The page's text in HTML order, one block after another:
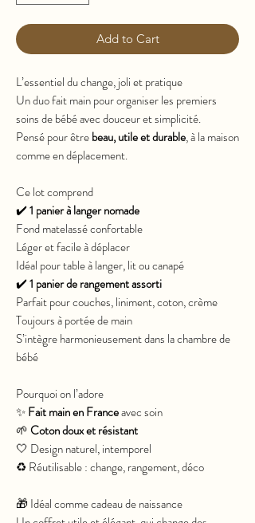
Add to Cart
L’essentiel du change, joli et pratique
Un duo fait main pour organiser les premiers
soins de bébé avec douceur et simplicité.
Pensé pour êtrebeau, utile et durable, à la maison
comme en déplacement.
Ce lot comprend
✔️1 panier à langer nomade
Fond matelassé confortable
Léger et facile à déplacer
Idéal pour table à langer, lit ou canapé
✔️1 panier de rangement assorti
Parfait pour couches, liniment, coton, crème
Toujours à portée de main
S’intègre harmonieusement dans la chambre de
bébé
Pourquoi on l’adore
✨Fait main en Franceavec soin
🌱Coton doux et résistant
🤍 Design naturel, intemporel
♻️ Réutilisable : change, rangement, déco
🎁 Idéal comme cadeau de naissance